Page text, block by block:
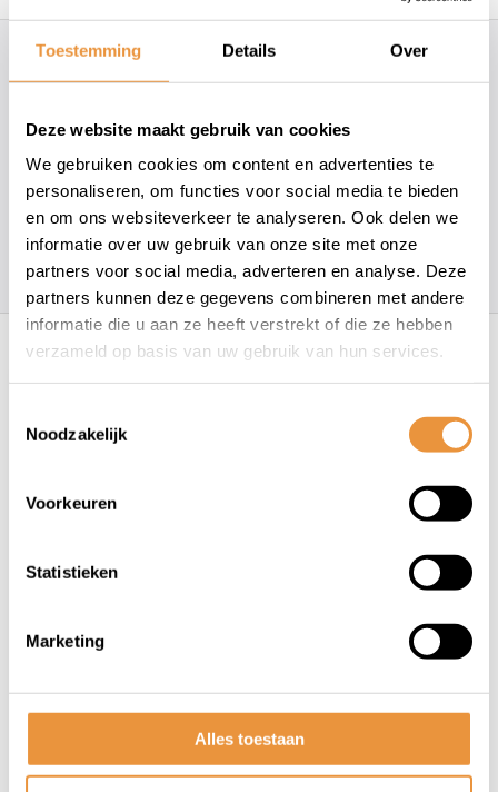
Toestemming Details Over
Deze website maakt gebruik van cookies
We gebruiken cookies om content en advertenties te
personaliseren, om functies voor social media te bieden
en om ons websiteverkeer te analyseren. Ook delen we
informatie over uw gebruik van onze site met onze
partners voor social media, adverteren en analyse. Deze
partners kunnen deze gegevens combineren met andere
informatie die u aan ze heeft verstrekt of die ze hebben
verzameld op basis van uw gebruik van hun services.
Noodzakelijk
Voorkeuren
Statistieken
Marketing
Alles toestaan
Hoe kunnen wij je helpen?
+31 78 780 2330
info@artsloten.nl
157 klanten geven een 4.7/5 op
Recent bekeken
Niet op voorraad
12,78